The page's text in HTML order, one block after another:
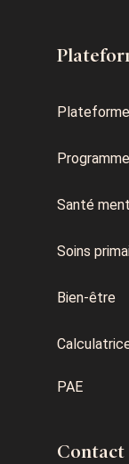
Santé
Soins
Bien-être
PAE
Contact